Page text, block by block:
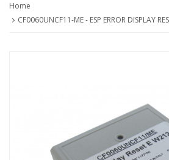
Home
CF0060UNCF11-ME - ESP ERROR DISPLAY